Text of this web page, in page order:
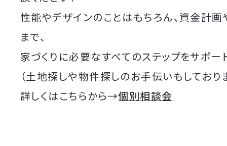
性能やデザインのことはもちろん、資金計
まで、
家づくりに必要なすべてのステップをサポー
（土地探しや物件探しのお手伝いもしており
詳しくはこちらから→個別相談会